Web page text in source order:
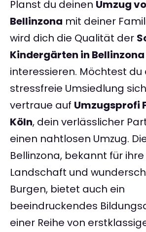
Planst du deinen Umzug
Bellinzona mit deiner
wird dich die Qualität der
Kindergärten in Bellinzona
interessieren. Möchtest
stressfreie Umsiedlung
vertraue auf Umzugsprofi
Köln, dein verlässlicher
einen nahtlosen Umzug.
Bellinzona, bekannt für
Landschaft und
Burgen, bietet auch ein
beeindruckendes
einer Reihe von